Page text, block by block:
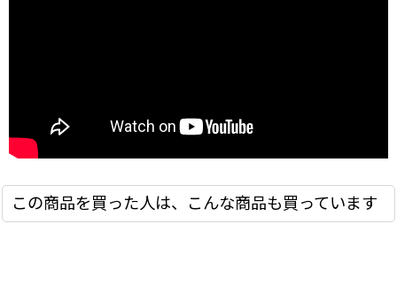
この商品を買った人は、こんな商品も買っています